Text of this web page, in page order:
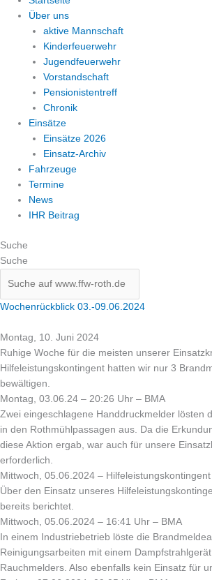
Über uns
aktive Mannschaft
Kinderfeuerwehr
Jugendfeuerwehr
Vorstandschaft
Pensionistentreff
Chronik
Einsätze
Einsätze 2026
Einsatz-Archiv
Fahrzeuge
Termine
News
IHR Beitrag
Suche
Suche
Wochenrückblick 03.-09.06.2024
Montag, 10. Juni 2024
Ruhige Woche für die meisten unserer
Hilfeleistungskontingent hatten wir nur 3
bewältigen.
Montag, 03.06.24 – 20:26 Uhr – BMA
Zwei eingeschlagene Handdruckmelder lösten
in den Rothmühlpassagen aus. Da die
diese Aktion ergab, war auch für unsere
erforderlich.
Mittwoch, 05.06.2024 – Hilfeleistungskontingent
Über den Einsatz unseres
bereits berichtet.
Mittwoch, 05.06.2024 – 16:41 Uhr – BMA
In einem Industriebetrieb löste die
Reinigungsarbeiten mit einem
Rauchmelders. Also ebenfalls kein Einsatz für